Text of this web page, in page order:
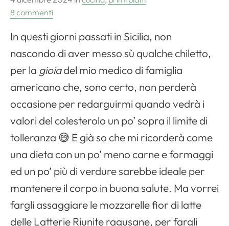
8 commenti
In questi giorni passati in Sicilia, non
nascondo di aver messo sù qualche chiletto,
per la gioiadel mio medico di famiglia
americano che, sono certo, non perderà
occasione per redarguirmi quando vedrà i
valori del colesterolo un po’ sopra il limite di
tolleranza 😅 E già so che mi ricorderà come
una dieta con un po’ meno carne e formaggi
ed un po’ più di verdure sarebbe ideale per
mantenere il corpo in buona salute. Ma vorrei
fargli assaggiare le mozzarelle fior di latte
delle Latterie Riunite ragusane, per fargli